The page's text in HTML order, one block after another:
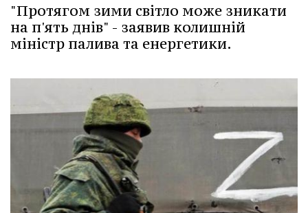
"Протягом зими світло може зникати
на п'ять днів" - заявив колишній
міністр палива та енергетики.